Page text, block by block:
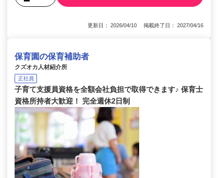
更新日： 2026/04/10 掲載終了日： 2027/04/16
保育園の保育補助者
クズオカ人材紹介所
正社員
子育て支援員資格を全額会社負担で取得できます♪ 保育士
資格所持者大歓迎！ 完全週休2日制